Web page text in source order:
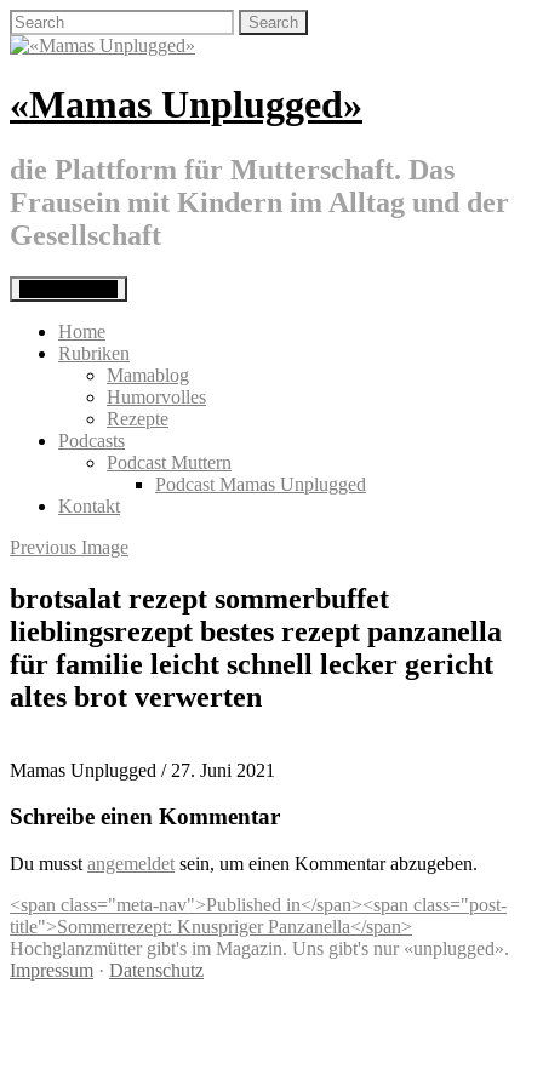
Skip
to
Search
for:
«Mamas Unplugged»
die Plattform für Mutterschaft. Das
Frausein mit Kindern im Alltag und der
Gesellschaft
Home
Rubriken
Mamablog
Humorvolles
Rezepte
Podcasts
Podcast Muttern
Podcast Mamas Unplugged
Kontakt
Previous Image
brotsalat rezept sommerbuffet
lieblingsrezept bestes rezept panzanella
für familie leicht schnell lecker gericht
altes brot verwerten
Mamas Unplugged / 27. Juni 2021
Schreibe einen Kommentar
Du musst angemeldet sein, um einen Kommentar abzugeben.
Beitragsnavigation
<span class="meta-nav">Published in</span><span class="post-
title">Sommerrezept: Knuspriger Panzanella</span>
Hochglanzmütter gibt's im Magazin. Uns gibt's nur «unplugged».
Impressum · Datenschutz